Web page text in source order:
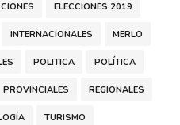
ELECCIONES 2019
INTERNACIONALES MERLO
POLITICA POLÍTICA
PROVINCIALES REGIONALES
TURISMO